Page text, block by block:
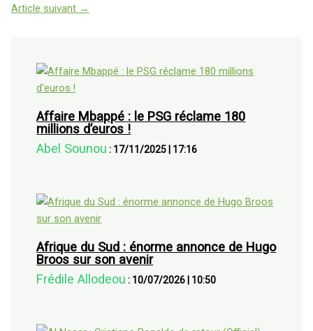
Article suivant →
Affaire Mbappé : le PSG réclame 180
millions d’euros !
Abel Sounou : 17/11/2025 17:16
Afrique du Sud : énorme annonce de Hugo
Broos sur son avenir
Frédile Allodeou : 10/07/2026 10:50